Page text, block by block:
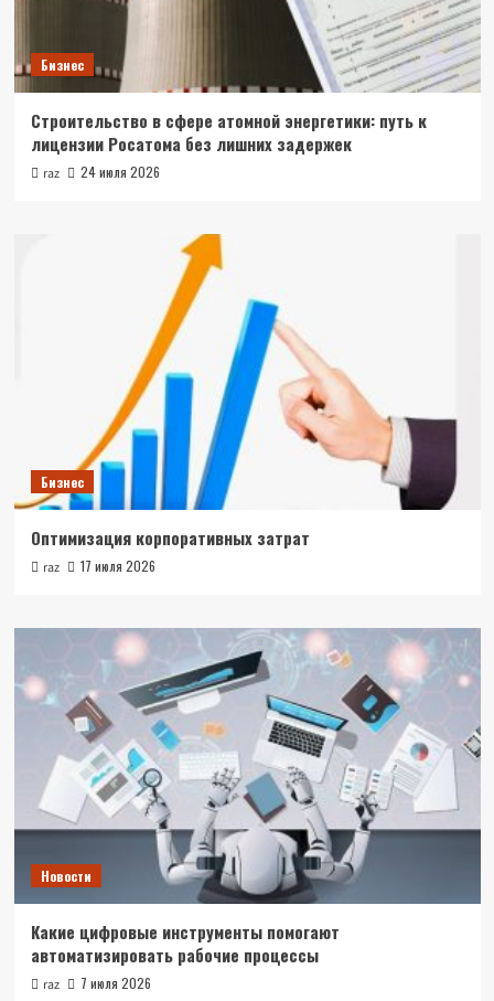
Бизнес
Строительство в сфере атомной энергетики: путь к
лицензии Росатома без лишних задержек
raz 24 июля 2026
Бизнес
Оптимизация корпоративных затрат
raz 17 июля 2026
Новости
Какие цифровые инструменты помогают
автоматизировать рабочие процессы
raz 7 июля 2026